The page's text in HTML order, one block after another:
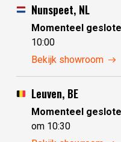
dinsdag
woensdag
donderdag
vrijdag
Nunspeet, NL
Momenteel
10:00
zondag
maandag
dinsdag
woensdag
donderdag
vrijdag
Bekijk showroom
Leuven, BE
Momenteel
om 10:30